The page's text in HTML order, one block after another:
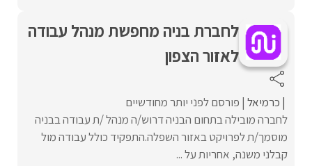
לחברת בניה מחפשת מנהל עבודה
לאזור הצפון
כרמיאל פורסם לפני יותר מחודשיים
לחברה מובילה בתחום הבניה דרוש/ה מנהל /ת עבודה בבניה
מוסמך/ת לפרויקט באזור השפלה.התפקיד כולל עבודה מול
קבלני משנה, אחריות על ...